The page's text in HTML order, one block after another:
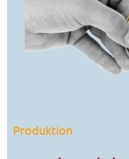
Produktion